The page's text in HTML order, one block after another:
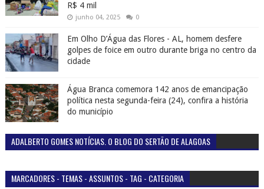
R$ 4 mil
junho 04, 2025 0
Em Olho D’Água das Flores - AL, homem desfere
golpes de foice em outro durante briga no centro da
cidade
Água Branca comemora 142 anos de emancipação
política nesta segunda-feira (24), confira a história
do município
ADALBERTO GOMES NOTÍCIAS. O BLOG DO SERTÃO DE ALAGOAS
MARCADORES - TEMAS - ASSUNTOS - TAG - CATEGORIA